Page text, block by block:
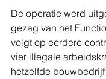
De operatie werd
gezag van het
volgt op eerdere
vier illegale
hetzelfde